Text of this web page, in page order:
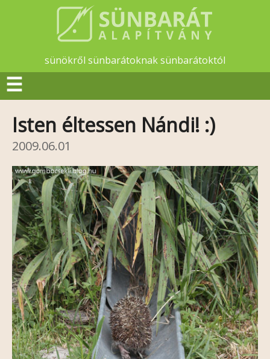
sünökről sünbarátoknak sünbarátoktól
☰
Isten éltessen Nándi! :)
2009.06.01